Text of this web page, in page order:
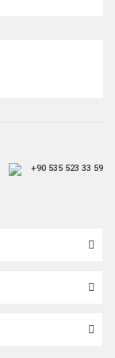
+90 535 523 33 59